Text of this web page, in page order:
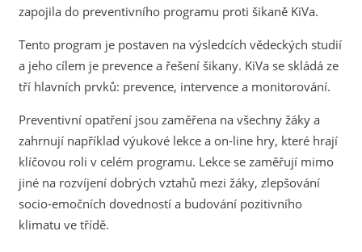
zapojila do preventivního programu proti šikaně KiVa.
Tento program je postaven na výsledcích vědeckých studií
a jeho cílem je prevence a řešení šikany. KiVa se skládá ze
tří hlavních prvků: prevence, intervence a monitorování.
Preventivní opatření jsou zaměřena na všechny žáky a
zahrnují například výukové lekce a on-line hry, které hrají
klíčovou roli v celém programu. Lekce se zaměřují mimo
jiné na rozvíjení dobrých vztahů mezi žáky, zlepšování
socio-emočních dovedností a budování pozitivního
klimatu ve třídě.